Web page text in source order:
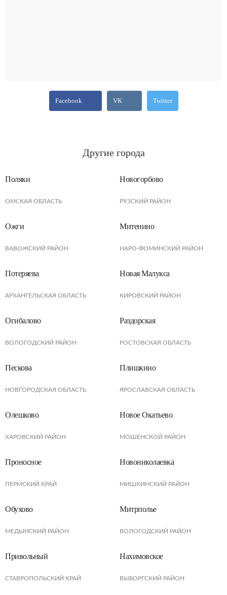
Facebook VK Twitter
Другие города
Поляки
ОМСКАЯ ОБЛАСТЬ
Новогорбово
РУЗСКИЙ РАЙОН
Ожги
ВАВОЖСКИЙ РАЙОН
Митенино
НАРО-ФОМИНСКИЙ РАЙОН
Потеряева
АРХАНГЕЛЬСКАЯ ОБЛАСТЬ
Новая Малукса
КИРОВСКИЙ РАЙОН
Огибалово
ВОЛОГОДСКИЙ РАЙОН
Раздорская
РОСТОВСКАЯ ОБЛАСТЬ
Пескова
НОВГОРОДСКАЯ ОБЛАСТЬ
Плишкино
ЯРОСЛАВСКАЯ ОБЛАСТЬ
Олешково
ХАРОВСКИЙ РАЙОН
Новое Окатьево
МОШЕНСКОЙ РАЙОН
Проносное
ПЕРМСКИЙ КРАЙ
Новониколаевка
МИШКИНСКИЙ РАЙОН
Обухово
МЕДЫНСКИЙ РАЙОН
Митрполье
ВОЛОГОДСКИЙ РАЙОН
Привольный
СТАВРОПОЛЬСКИЙ КРАЙ
Нахимовское
ВЫБОРГСКИЙ РАЙОН